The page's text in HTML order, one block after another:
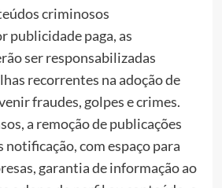
criminosos
publicidade paga, as
ser responsabilizadas
recorrentes na adoção de
fraudes, golpes e crimes.
a remoção de publicações
notificação, com espaço para
garantia de informação ao